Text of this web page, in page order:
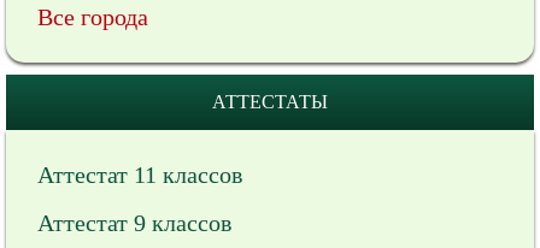
Все города
АТТЕСТАТЫ
Аттестат 11 классов
Аттестат 9 классов